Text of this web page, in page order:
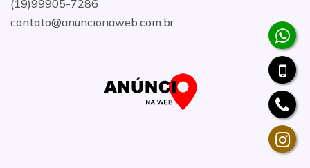
(19)99905-7286
contato@anuncionaweb.com.br